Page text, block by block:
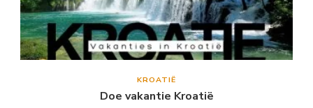
KROATIË
Doe vakantie Kroatië